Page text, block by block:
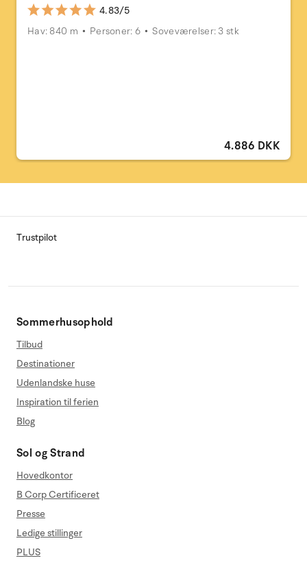
4.83/5
Hav: 840 m
Personer: 6 Soveværelser: 3 stk
4.886 DKK
Trustpilot
Sommerhusophold
Tilbud
Destinationer
Udenlandske huse
Inspiration til ferien
Blog
Sol og Strand
Hovedkontor
B Corp Certificeret
Presse
Ledige stillinger
PLUS